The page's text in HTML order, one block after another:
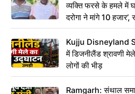
व्यक्ति फरसे के हमले में
दरोगा ने मांगे 10 हजार’,
ठंडी!
Kujju Disneyland
में डिजनीलैंड श्रावणी
लोगों की भीड़
Ramgarh: संथाल